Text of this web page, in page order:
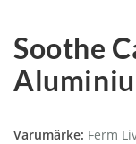
Soothe
Varumärke: Ferm